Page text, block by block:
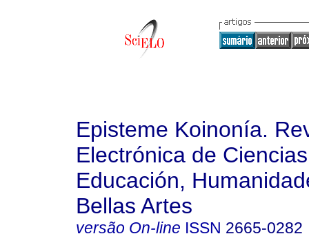
Episteme Koinonía.
Electrónica de
Educación,
Bellas Artes
versão On-line ISSN 2665-0282